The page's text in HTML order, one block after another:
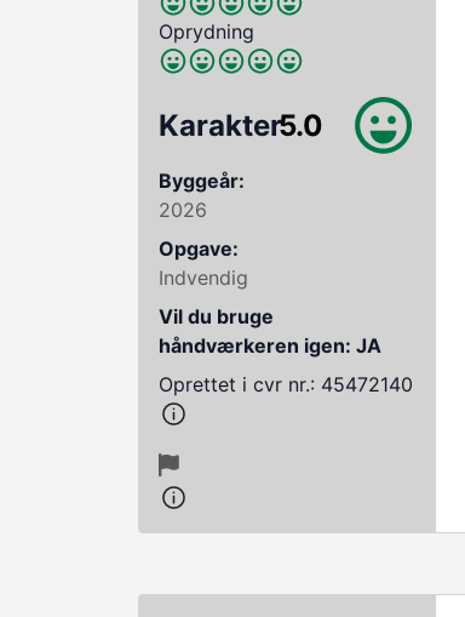
Oprydning
Karakter5.0
Byggeår:
2026
Opgave:
Indvendig
Vil du bruge
håndværkeren igen: JA
Oprettet i cvr nr.: 45472140